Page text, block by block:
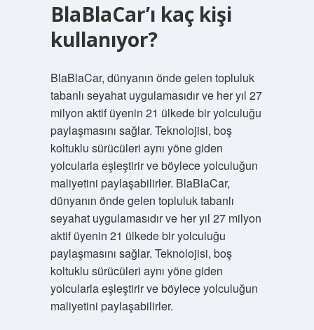
BlaBlaCar’ı kaç kişi
kullanıyor?
BlaBlaCar, dünyanın önde gelen topluluk
tabanlı seyahat uygulamasıdır ve her yıl 27
milyon aktif üyenin 21 ülkede bir yolculuğu
paylaşmasını sağlar. Teknolojisi, boş
koltuklu sürücüleri aynı yöne giden
yolcularla eşleştirir ve böylece yolculuğun
maliyetini paylaşabilirler. BlaBlaCar,
dünyanın önde gelen topluluk tabanlı
seyahat uygulamasıdır ve her yıl 27 milyon
aktif üyenin 21 ülkede bir yolculuğu
paylaşmasını sağlar. Teknolojisi, boş
koltuklu sürücüleri aynı yöne giden
yolcularla eşleştirir ve böylece yolculuğun
maliyetini paylaşabilirler.